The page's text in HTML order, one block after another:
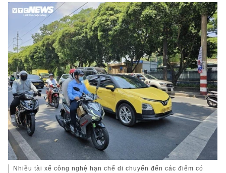
Nhiều tài xế công nghệ hạn chế di chuyển đến các điểm có